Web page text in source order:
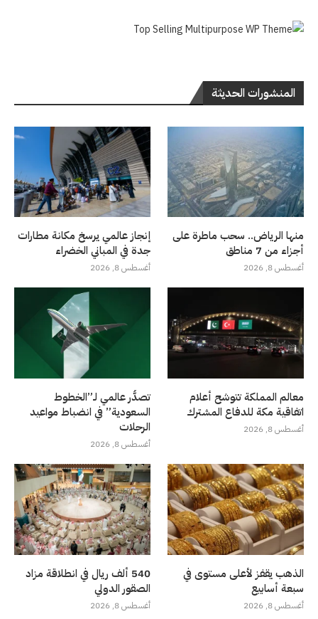
المنشورات الحديثة
منها الرياض.. سحب ماطرة على
أجزاء من 7 مناطق
أغسطس 8, 2026
إنجاز عالمي يرسخ مكانة مطارات
جدة في المباني الخضراء
أغسطس 8, 2026
معالم المملكة تتوشح أعلام
اتفاقية مكة للدفاع المشترك
أغسطس 8, 2026
تصدُّر عالمي لـ”الخطوط
السعودية” في انضباط مواعيد
الرحلات
أغسطس 8, 2026
الذهب يقفز لأعلى مستوى في
سبعة أسابيع
أغسطس 8, 2026
540 ألف ريال في انطلاقة مزاد
الصقور الدولي
أغسطس 8, 2026